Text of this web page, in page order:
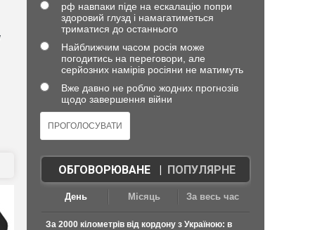
рф навпаки піде на ескалацію попри
здоровий глузд і намагатиметься
триматися до останнього
Найближчим часом росія може
погодитись на переговори, але
серйозних намірів росіяни не матимуть
Вже давно не роблю жодних прогнозів
щодо завершення війни
ОБГОВОРЮВАНЕ| ПОПУЛЯРНЕ
День Місяць За весь час
За 2000 кілометрів від кордону з Україною: в